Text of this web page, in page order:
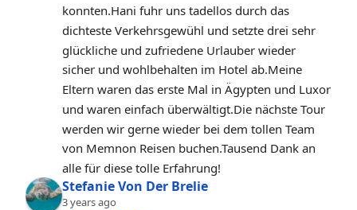
konnten.Hani fuhr uns tadellos durch das
dichteste Verkehrsgewühl und setzte drei sehr
glückliche und zufriedene Urlauber wieder
sicher und wohlbehalten im Hotel ab.Meine
Eltern waren das erste Mal in Ägypten und Luxor
und waren einfach überwältigt.Die nächste Tour
werden wir gerne wieder bei dem tollen Team
von Memnon Reisen buchen.Tausend Dank an
alle für diese tolle Erfahrung!
Stefanie Von Der Brelie
3 years ago